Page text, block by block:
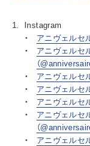
Instagram
アニヴェルセ
アニヴェルセ
（
アニヴェルセ
アニヴェルセ
アニヴェルセ
アニヴェルセ
（
アニヴェルセ